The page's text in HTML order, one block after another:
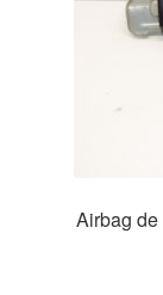
Airbag